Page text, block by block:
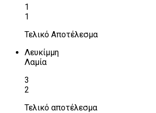
1
1
Τελικό Αποτέλεσμα
Λευκίμμη
Λαμία
3
2
Τελικό αποτέλεσμα